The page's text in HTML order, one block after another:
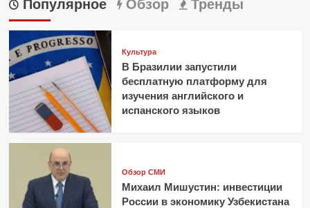
Популярное Обзор Тренды
Культура
В Бразилии запустили
бесплатную платформу для
изучения английского и
испанского языков
Обзор СМИ
Михаил Мишустин: инвестиции
России в экономику Узбекистана